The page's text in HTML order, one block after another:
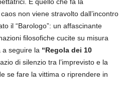
non viene stravolto dall’incontro
il “Barologo”: un affascinante
filosofiche cucite su misura
a seguire la “Regola dei 10
di silenzio tra l’imprevisto e la
se fare la vittima o riprendere in